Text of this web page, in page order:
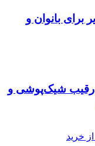
بانوان و
شیک‌پوشی و